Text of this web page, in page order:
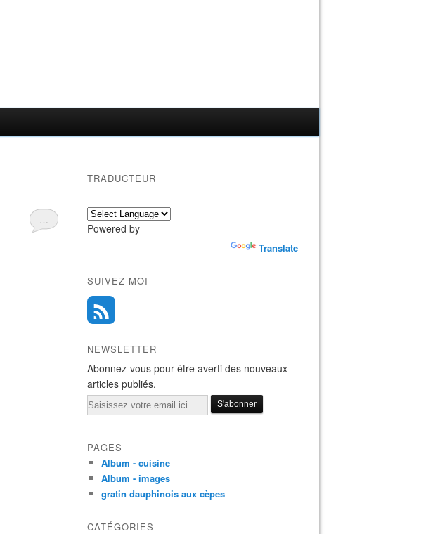
…
TRADUCTEUR
Powered by
Translate
SUIVEZ-MOI
NEWSLETTER
Abonnez-vous pour être averti des nouveaux
articles publiés.
Email
PAGES
Album - cuisine
Album - images
gratin dauphinois aux cèpes
CATÉGORIES